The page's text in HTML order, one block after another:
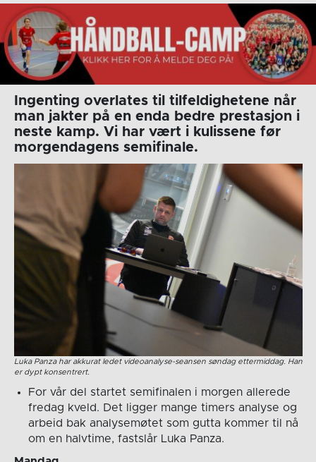
Ingenting overlates til tilfeldighetene når
man jakter på en enda bedre prestasjon i
neste kamp. Vi har vært i kulissene før
morgendagens semifinale.
Luka Panza har akkurat ledet videoanalyse-seansen søndag ettermiddag. Han
er dypt konsentrert.
For vår del startet semifinalen i morgen allerede
fredag kveld. Det ligger mange timers analyse og
arbeid bak analysemøtet som gutta kommer til nå
om en halvtime, fastslår Luka Panza.